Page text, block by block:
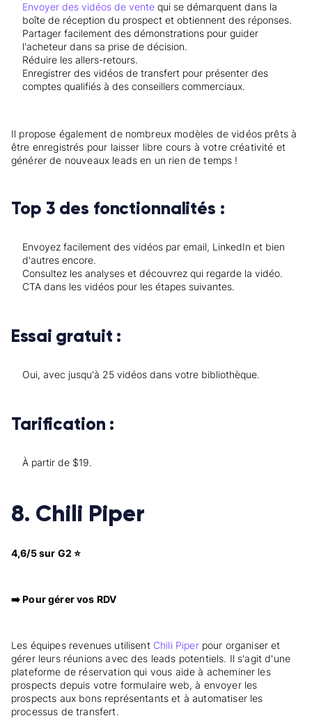
Envoyer des vidéos de vente qui se démarquent dans la
boîte de réception du prospect et obtiennent des réponses.
Partager facilement des démonstrations pour guider
l'acheteur dans sa prise de décision.
Réduire les allers-retours.
Enregistrer des vidéos de transfert pour présenter des
comptes qualifiés à des conseillers commerciaux.
Il propose également de nombreux modèles de vidéos prêts à
être enregistrés pour laisser libre cours à votre créativité et
générer de nouveaux leads en un rien de temps !
Top 3 des fonctionnalités :
Envoyez facilement des vidéos par email, LinkedIn et bien
d'autres encore.
Consultez les analyses et découvrez qui regarde la vidéo.
CTA dans les vidéos pour les étapes suivantes.
Essai gratuit :
Oui, avec jusqu'à 25 vidéos dans votre bibliothèque.
Tarification :
À partir de $19.
8. Chili Piper
4,6/5 sur G2 ⭐
➡️ Pour gérer vos RDV
Les équipes revenues utilisent Chili Piperpour organiser et
gérer leurs réunions avec des leads potentiels. Il s'agit d'une
plateforme de réservation qui vous aide à acheminer les
prospects depuis votre formulaire web, à envoyer les
prospects aux bons représentants et à automatiser les
processus de transfert.